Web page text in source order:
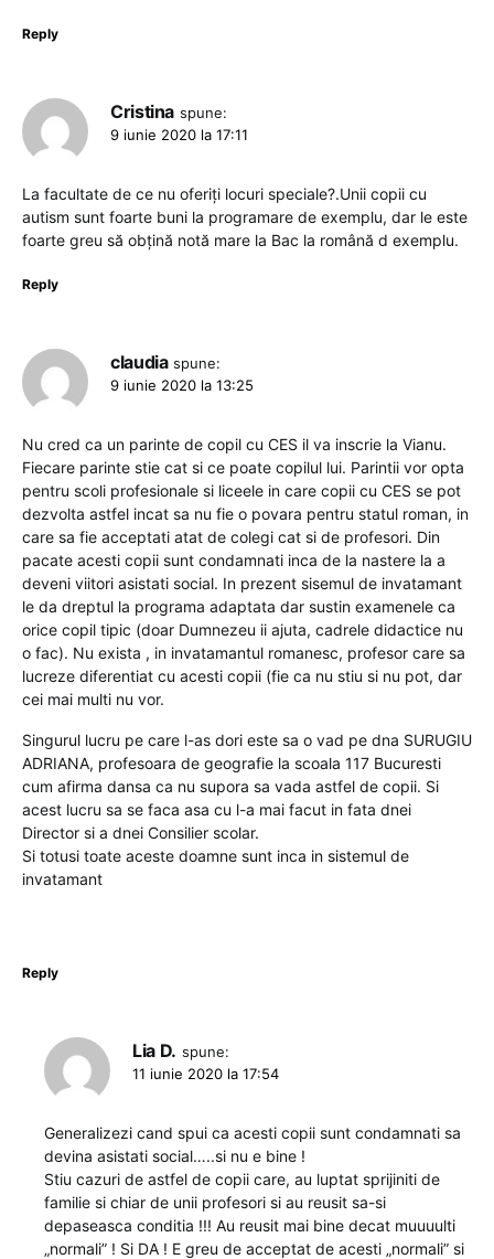
Reply
Cristina spune:
9 iunie 2020 la 17:11
La facultate de ce nu oferiți locuri speciale?.Unii copii cu
autism sunt foarte buni la programare de exemplu, dar le este
foarte greu să obțină notă mare la Bac la română d exemplu.
Reply
claudia spune:
9 iunie 2020 la 13:25
Nu cred ca un parinte de copil cu CES il va inscrie la Vianu.
Fiecare parinte stie cat si ce poate copilul lui. Parintii vor opta
pentru scoli profesionale si liceele in care copii cu CES se pot
dezvolta astfel incat sa nu fie o povara pentru statul roman, in
care sa fie acceptati atat de colegi cat si de profesori. Din
pacate acesti copii sunt condamnati inca de la nastere la a
deveni viitori asistati social. In prezent sisemul de invatamant
le da dreptul la programa adaptata dar sustin examenele ca
orice copil tipic (doar Dumnezeu ii ajuta, cadrele didactice nu
o fac). Nu exista , in invatamantul romanesc, profesor care sa
lucreze diferentiat cu acesti copii (fie ca nu stiu si nu pot, dar
cei mai multi nu vor.
Singurul lucru pe care l-as dori este sa o vad pe dna SURUGIU
ADRIANA, profesoara de geografie la scoala 117 Bucuresti
cum afirma dansa ca nu supora sa vada astfel de copii. Si
acest lucru sa se faca asa cu l-a mai facut in fata dnei
Director si a dnei Consilier scolar.
Si totusi toate aceste doamne sunt inca in sistemul de
invatamant
Reply
Lia D. spune:
11 iunie 2020 la 17:54
Generalizezi cand spui ca acesti copii sunt condamnati sa
devina asistati social…..si nu e bine !
Stiu cazuri de astfel de copii care, au luptat sprijiniti de
familie si chiar de unii profesori si au reusit sa-si
depaseasca conditia !!! Au reusit mai bine decat muuuulti
„normali” ! Si DA ! E greu de acceptat de acesti „normali” si